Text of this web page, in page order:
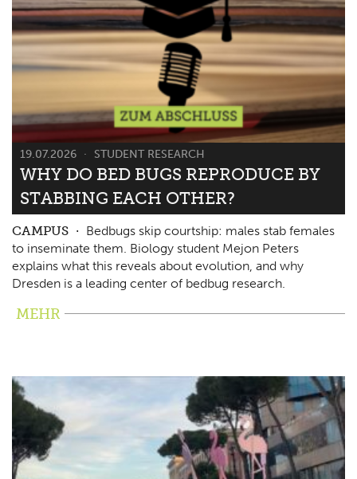
19.07.2026 STUDENT RESEARCH
WHY DO BED BUGS REPRODUCE BY
STABBING EACH OTHER?
CAMPUS
Bedbugs skip courtship: males stab females
to inseminate them. Biology student Mejon Peters
explains what this reveals about evolution, and why
Dresden is a leading center of bedbug research.
MEHR